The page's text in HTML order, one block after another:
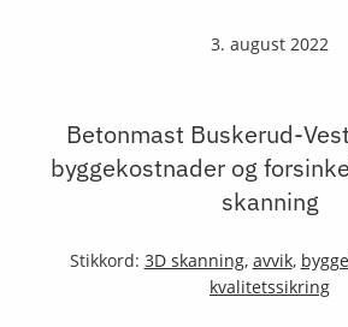
3. august 2022
Betonmast Buskerud-
byggekostnader og
skanning
Stikkord: 3D skanning, avvik,
kvalitetssikring